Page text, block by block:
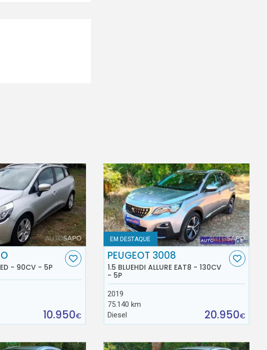
- 90CV - 5P
10.950€
EM DESTAQUE
PEUGEOT 3008
1.5 BLUEHDI ALLURE EAT8 - 130CV
- 5P
2019
75.140 km
Diesel
20.950€